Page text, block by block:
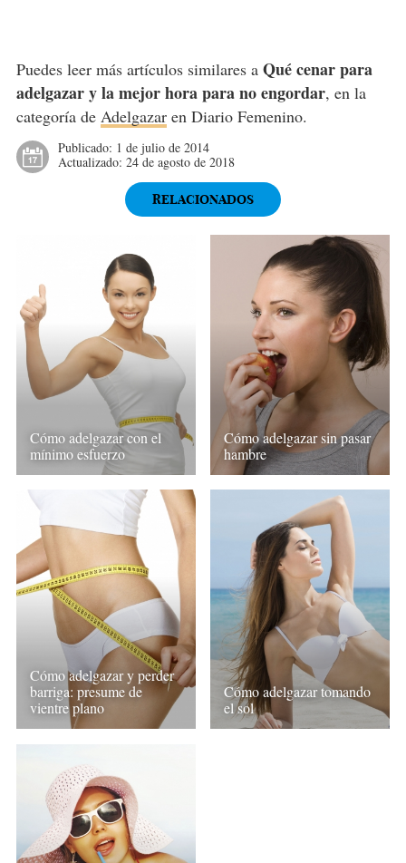
Puedes leer más artículos similares a Qué cenar para
adelgazar y la mejor hora para no engordar, en la
categoría de Adelgazaren Diario Femenino.
Publicado: 1 de julio de 2014
Actualizado: 24 de agosto de 2018
RELACIONADOS
Cómo adelgazar con el
mínimo esfuerzo
Cómo adelgazar sin pasar
hambre
Cómo adelgazar y perder
barriga: presume de
vientre plano
Cómo adelgazar tomando
el sol